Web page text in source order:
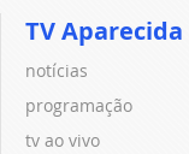
TV Aparecida
notícias
programação
tv ao vivo